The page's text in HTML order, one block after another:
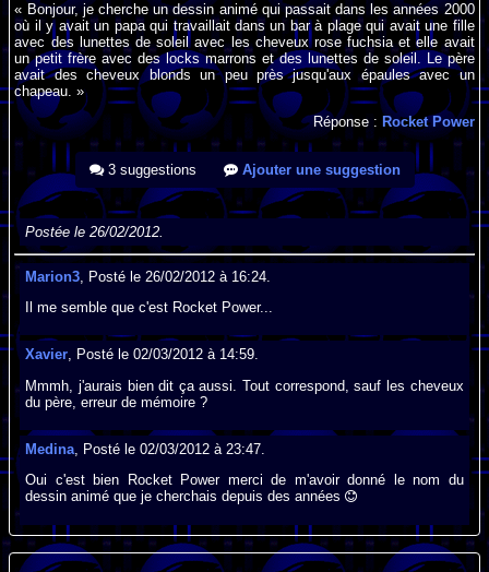
« Bonjour, je cherche un dessin animé qui passait dans les années 2000
où il y avait un papa qui travaillait dans un bar à plage qui avait une fille
avec des lunettes de soleil avec les cheveux rose fuchsia et elle avait
un petit frère avec des locks marrons et des lunettes de soleil. Le père
avait des cheveux blonds un peu près jusqu'aux épaules avec un
chapeau. »
Réponse : Rocket Power
3 suggestions Ajouter une suggestion
Postée le 26/02/2012.
Marion3 , Posté le 26/02/2012 à 16:24.
Il me semble que c'est Rocket Power...
Xavier, Posté le 02/03/2012 à 14:59.
Mmmh, j'aurais bien dit ça aussi. Tout correspond, sauf les cheveux
du père, erreur de mémoire ?
Medina , Posté le 02/03/2012 à 23:47.
Oui c'est bien Rocket Power merci de m'avoir donné le nom du
dessin animé que je cherchais depuis des années